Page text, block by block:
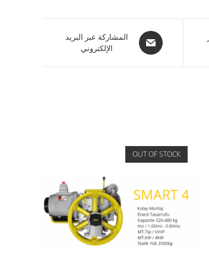
المشاركة عبر البريد
الإلكتروني
OUT OF STOCK